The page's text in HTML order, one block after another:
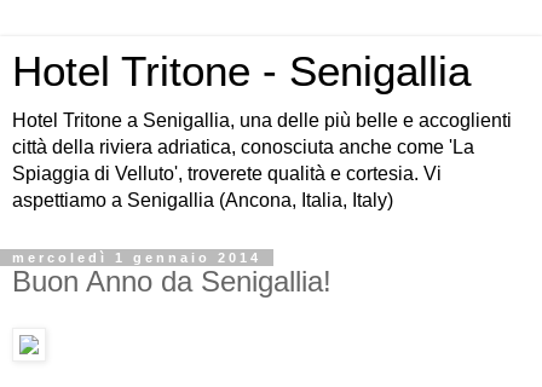
Hotel Tritone - Senigallia
Hotel Tritone a Senigallia, una delle più belle e accoglienti
città della riviera adriatica, conosciuta anche come 'La
Spiaggia di Velluto', troverete qualità e cortesia. Vi
aspettiamo a Senigallia (Ancona, Italia, Italy)
mercoledì 1 gennaio 2014
Buon Anno da Senigallia!